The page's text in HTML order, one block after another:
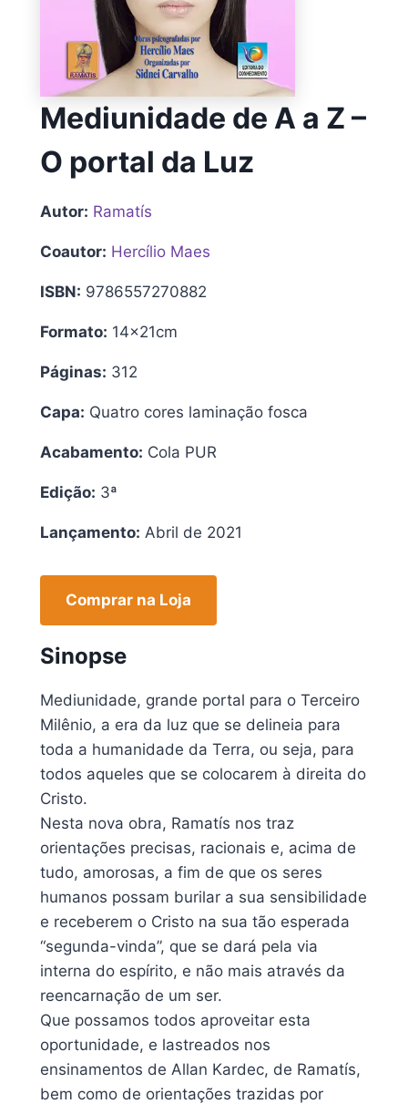
Mediunidade de A a Z –
O portal da Luz
Autor: Ramatís
Coautor: Hercílio Maes
ISBN: 9786557270882
Formato: 14x21cm
Páginas: 312
Capa: Quatro cores laminação fosca
Acabamento: Cola PUR
Edição: 3ª
Lançamento: Abril de 2021
Comprar na Loja
Sinopse
Mediunidade, grande portal para o Terceiro
Milênio, a era da luz que se delineia para
toda a humanidade da Terra, ou seja, para
todos aqueles que se colocarem à direita do
Cristo.
Nesta nova obra, Ramatís nos traz
orientações precisas, racionais e, acima de
tudo, amorosas, a fim de que os seres
humanos possam burilar a sua sensibilidade
e receberem o Cristo na sua tão esperada
“segunda-vinda”, que se dará pela via
interna do espírito, e não mais através da
reencarnação de um ser.
Que possamos todos aproveitar esta
oportunidade, e lastreados nos
ensinamentos de Allan Kardec, de Ramatís,
bem como de orientações trazidas por